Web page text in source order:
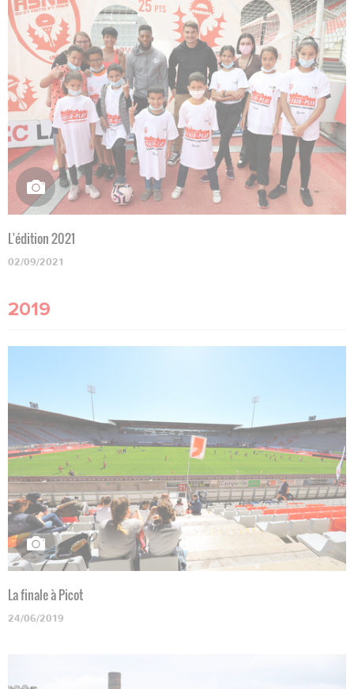
L'édition 2021
02/09/2021
2019
La finale à Picot
24/06/2019